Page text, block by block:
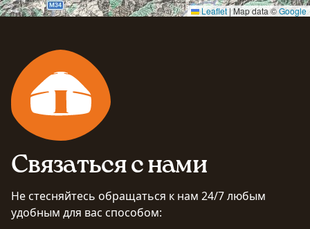
Leaflet |Map data ©Google
Связаться с нами
Не стесняйтесь обращаться к нам 24/7 любым
удобным для вас способом: